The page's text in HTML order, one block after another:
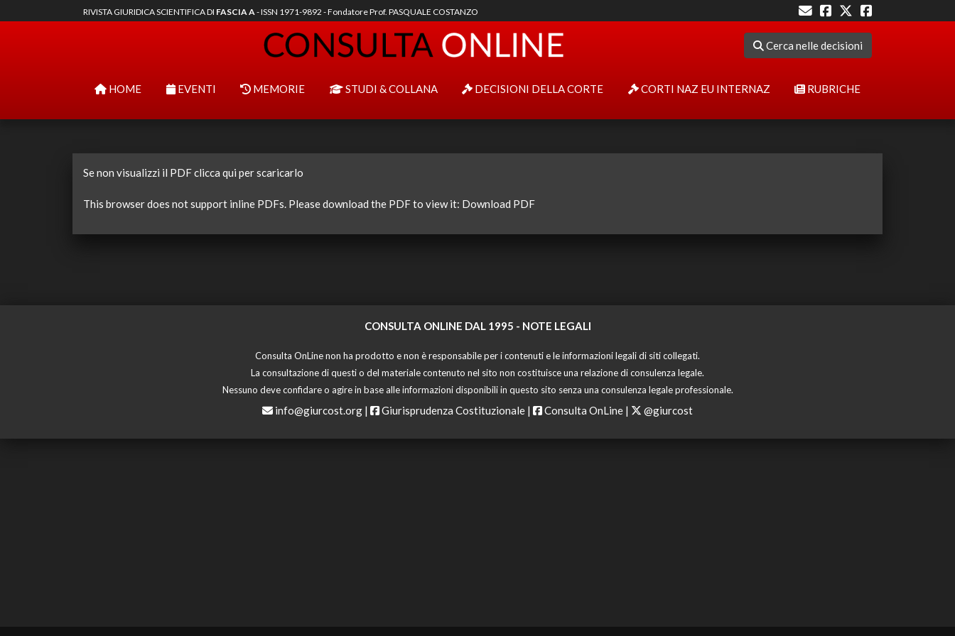
RIVISTA GIURIDICA SCIENTIFICA DI FASCIA A- ISSN 1971-9892 - Fondatore Prof. PASQUALE COSTANZO
Cerca nelle decisioni
HOME EVENTI MEMORIE STUDI & COLLANA DECISIONI DELLA CORTE CORTI NAZ EU INTERNAZ RUBRICHE
Se non visualizzi il PDF clicca qui per scaricarlo
This browser does not support inline PDFs. Please download the PDF to view it: Download PDF
CONSULTA ONLINE DAL 1995 - NOTE LEGALI
Consulta OnLine non ha prodotto e non è responsabile per i contenuti e le informazioni legali di siti collegati.
La consultazione di questi o del materiale contenuto nel sito non costituisce una relazione di consulenza legale.
Nessuno deve confidare o agire in base alle informazioni disponibili in questo sito senza una consulenza legale professionale.
info@giurcost.org | Giurisprudenza Costituzionale | Consulta OnLine | @giurcost